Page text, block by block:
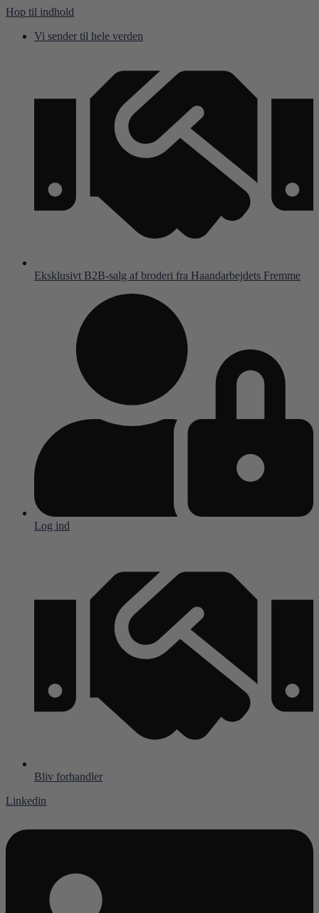
Hop til indhold
Vi sender til hele verden
Eksklusivt B2B-salg af broderi fra Haandarbejdets Fremme
Log ind
Bliv forhandler
Linkedin